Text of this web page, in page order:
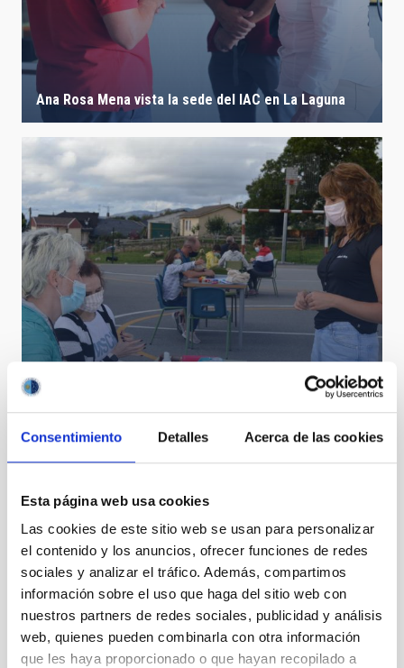
Consentimiento Detalles Acerca de las cookies
Esta página web usa cookies
Las cookies de este sitio web se usan para personalizar
el contenido y los anuncios, ofrecer funciones de redes
sociales y analizar el tráfico. Además, compartimos
información sobre el uso que haga del sitio web con
nuestros partners de redes sociales, publicidad y análisis
web, quienes pueden combinarla con otra información
que les haya proporcionado o que hayan recopilado a
Ana Rosa Mena vista la sede del IAC en La Laguna
Allande Stars: más allá de las estrellas, más cerca de
nuestra cultura